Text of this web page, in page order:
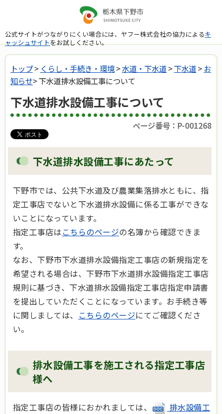
公式サイトがつながりにくい場合には、ヤフー株式会社の協力によるキ
ャッシュサイトをお試しください。
トップ> くらし・手続き・環境>水道・下水道>下水道>お
知らせ> 下水道排水設備工事について
下水道排水設備工事について
ページ番号：P-001268
下水道排水設備工事にあたって
下野市では、公共下水道及び農業集落排水ともに、指
定工事店でないと下水道排水設備に係る工事ができな
いことになっています。
指定工事店はこちらのページの名簿から確認できま
す。
なお、下野市下水道排水設備指定工事店の新規指定を
希望される場合は、下野市下水道排水設備指定工事店
規則に基づき、下水道排水設備指定工事店指定申請書
を提出していただくことになっています。お手続き等
に関しましては、 こちらのページにてご確認くださ
い。
排水設備工事を施工される指定工事店
様へ
指定工事店の皆様におかれましては、
排水設備工